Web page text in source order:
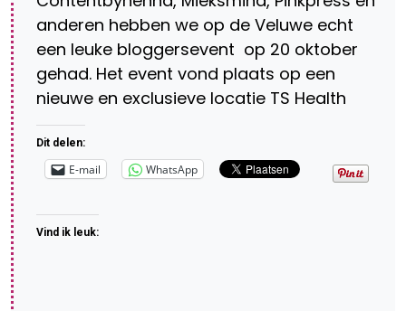
anderen hebben we op de Veluwe echt
een leuke bloggersevent op 20 oktober
gehad. Het event vond plaats op een
nieuwe en exclusieve locatie TS Health
Dit delen:
E-mail WhatsApp
Vind ik leuk: